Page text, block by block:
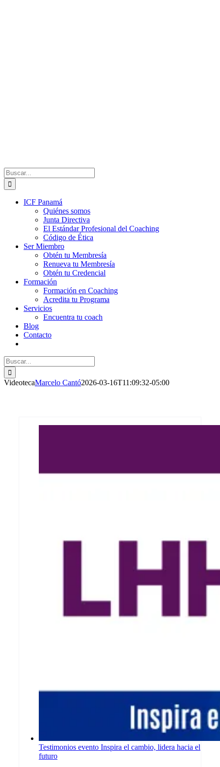
Buscar:
ICF Panamá
Quiénes somos
Junta Directiva
El Estándar Profesional del Coaching
Código de Ética
Ser Miembro
Obtén tu Membresía
Renueva tu Membresía
Obtén tu Credencial
Formación
Formación en Coaching
Acredita tu Programa
Servicios
Encuentra tu coach
Blog
Contacto
Buscar:
VideotecaMarcelo Cantó2026-03-16T11:09:32-05:00
Testimonios evento Inspira el cambio, lidera hacia el
futuro